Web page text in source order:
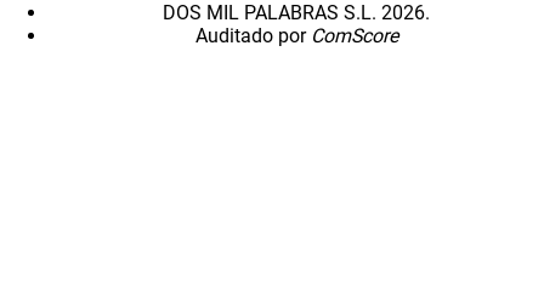
DOS MIL PALABRAS S.L. 2026.
Auditado por ComScore